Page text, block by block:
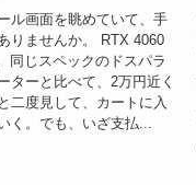
ル画面を眺めていて、手
りませんか。 RTX 4060
同じスペックのドスパラ
ターと比べて、2万円近く
二度見して、カートに入
く。でも、いざ支払...